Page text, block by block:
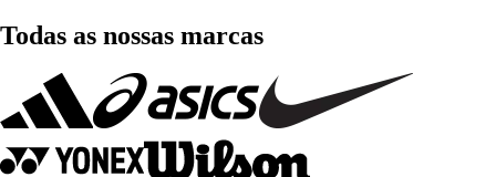
Todas as nossas marcas